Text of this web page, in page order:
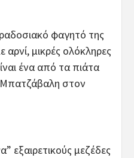
φαγητό της
αρνί, μικρές ολόκληρες
ένα από τα πιάτα
Μπατζάβαλη στον
εξαιρετικούς μεζέδες